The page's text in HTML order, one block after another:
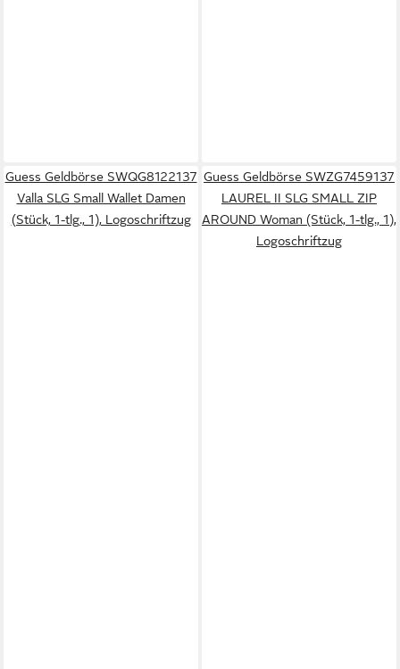
Guess Geldbörse SWQG8122137
Valla SLG Small Wallet Damen
(Stück, 1-tlg., 1), Logoschriftzug
Guess Geldbörse SWZG7459137
LAUREL II SLG SMALL ZIP
AROUND Woman (Stück, 1-tlg., 1),
Logoschriftzug